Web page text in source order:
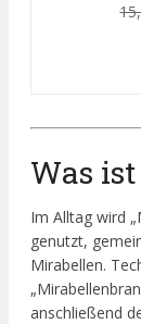
Was
Im Alltag wird
genutzt,
Mirabellen.
anschließend